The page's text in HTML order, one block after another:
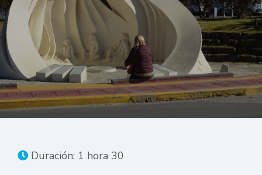
Duración: 1 hora 30